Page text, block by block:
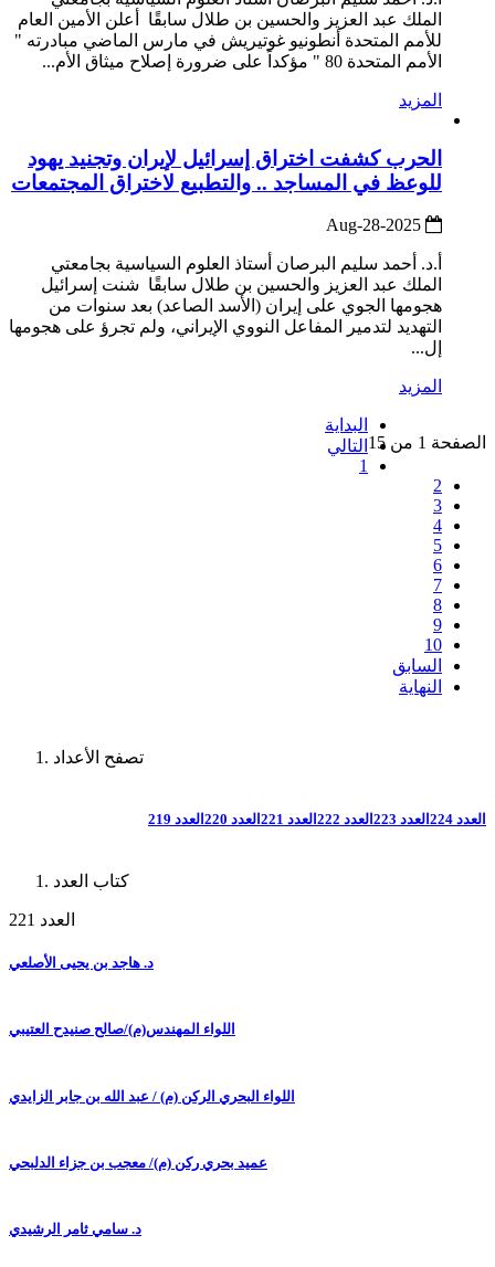
الملك عبد العزيز والحسين بن طلال سابقًا أعلن الأمين العام
للأمم المتحدة أنطونيو غوتيريش في مارس الماضي مبادرته "
الأمم المتحدة 80 " مؤكداً على ضرورة إصلاح ميثاق الأم...
المزيد
الحرب كشفت اختراق إسرائيل لإيران وتجنيد يهود
للوعظ في المساجد .. والتطبيع لاختراق المجتمعات
أ.د. أحمد سليم البرصان أستاذ العلوم السياسية بجامعتي
الملك عبد العزيز والحسين بن طلال سابقًا شنت إسرائيل
هجومها الجوي على إيران (الأسد الصاعد) بعد سنوات من
التهديد لتدمير المفاعل النووي الإيراني، ولم تجرؤ على هجومها
إل...
المزيد
الصفحة 1 من 15
البداية
التالي
1
2
3
4
5
6
7
8
9
10
السابق
النهاية
تصفح الأعداد
العدد 224 العدد 223 العدد 222 العدد 221 العدد 220 العدد 219
كتاب العدد
العدد 221
د. هاجد بن يحيى الأصلعي
اللواء المهندس(م)/صالح صنيدح العتيبي
اللواء البحري الركن (م) / عبد الله بن جابر الزايدي
عميد بحري ركن (م)/ معجب بن جزاء الدلبحي
د. سامي ثامر الرشيدي